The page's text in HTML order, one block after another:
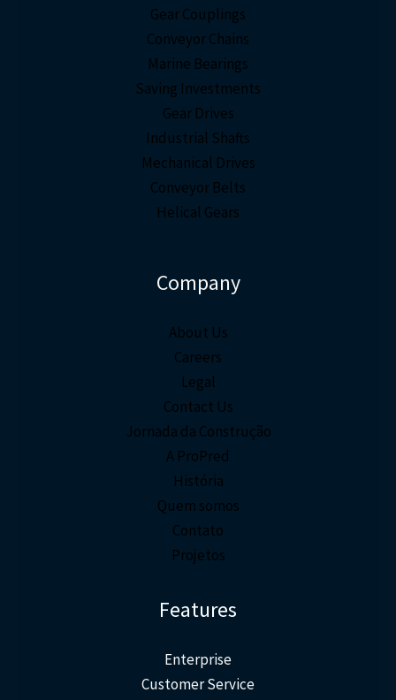
Gear Couplings
Conveyor Chains
Marine Bearings
Saving Investments
Gear Drives
Industrial Shafts
Mechanical Drives
Conveyor Belts
Helical Gears
Company
About Us
Careers
Legal
Contact Us
Jornada da Construção
A ProPred
História
Quem somos
Contato
Projetos
Features
Enterprise
Customer Service